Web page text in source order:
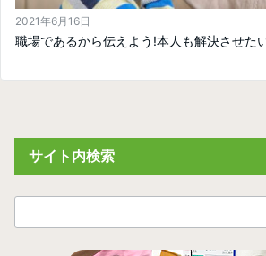
2021年6月16日
職場であるから伝えよう!本人も解決させた
サイト内検索